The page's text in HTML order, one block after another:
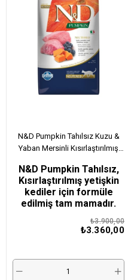
N&D Pumpkin Tahılsız Kuzu &
Yaban Mersinli Kısırlaştırılmış
N&D Pumpkin Tahılsız,
Kısırlaştırılmış yetişkin
kediler için formüle
edilmiş tam mamadır.​​
₺3.360,00
₺3.900,00